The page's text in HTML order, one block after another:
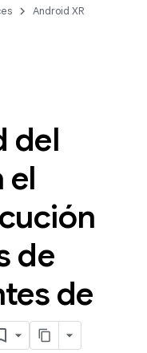
Android XR
del
el
de
de